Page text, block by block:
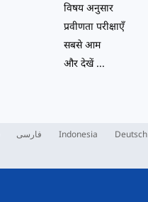
विषय अनुसार
प्रवीणता परीक्षाएँ
सबसे आम
और देखें...
فارسی Indonesia Deutsch